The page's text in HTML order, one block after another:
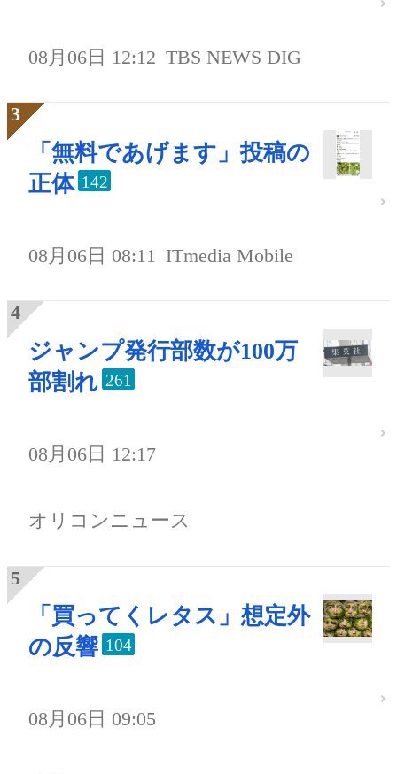
08月06日 12:12 TBS NEWS DIG
「無料であげます」投稿の
正体 142
08月06日 08:11 ITmedia Mobile
ジャンプ発行部数が100万
部割れ 261
08月06日 12:17
オリコンニュース
「買ってくレタス」想定外
の反響 104
08月06日 09:05